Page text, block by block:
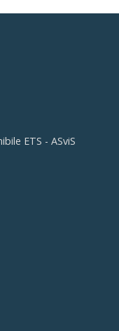
ETS - ASviS